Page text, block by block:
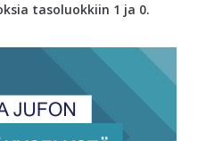
tasoluokkiin 1 ja 0.